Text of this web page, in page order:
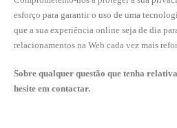
esforço para garantir o uso de uma
que a sua experiência online seja de dia
relacionamentos na Web cada vez mais
Sobre qualquer questão que tenha
hesite em contactar.